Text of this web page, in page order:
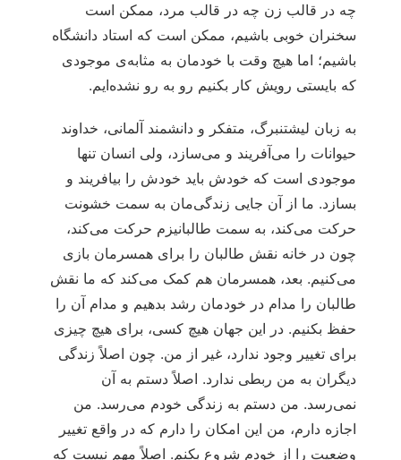
چه در قالب زن چه در قالب مرد، ممکن است
سخنران خوبی باشیم، ممکن است که استاد دانشگاه
باشیم؛ اما هیچ وقت با خودمان به مثابه‌ی موجودی
که بایستی رویش کار بکنیم رو به رو نشده‌ایم.
به زبان لیشتنبرگ، متفکر و دانشمند آلمانی، خداوند
حیوانات را می‌آفریند و می‌سازد، ولی انسان تنها
موجودی است که خودش باید خودش را بیافریند و
بسازد. ما از آن جایی زندگی‌مان به سمت خشونت
حرکت می‌کند، به سمت طالبانیزم حرکت می‌کند،
چون در خانه نقش طالبان را برای همسرمان بازی
می‌کنیم. بعد، همسرمان هم کمک می‌کند که ما نقش
طالبان را مدام در خودمان رشد بدهیم و مدام آن را
حفظ بکنیم. در این جهان هیچ کسی، برای هیچ چیزی
برای تغییر وجود ندارد، غیر از من. چون اصلاً زندگی
دیگران به من ربطی ندارد. اصلاً دستم به آن
نمی‌رسد. من دستم به زندگی خودم می‌رسد. من
اجازه دارم، من این امکان را دارم که در واقع تغییر
وضعیت را از خودم شروع بکنم. اصلاً مهم نیست که